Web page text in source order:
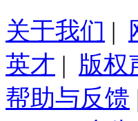
关于我们 |
英才 | 版权
帮助与反馈